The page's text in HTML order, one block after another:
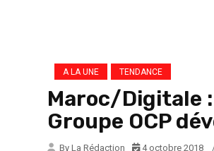
A LA UNE TENDANCE
Maroc/Digitale :
Groupe OCP
By La Rédaction 4 octobre 2018